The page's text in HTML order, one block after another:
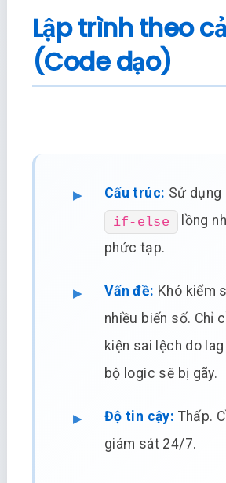
Lập trình theo
(Code dạo)
Cấu trúc: Sử
if-else
lồng
phức tạp.
Vấn đề: Khó kiểm
nhiều biến số. Chỉ
kiện sai lệch do
bộ logic sẽ bị gãy.
Độ tin cậy: Thấp.
giám sát 24/7.